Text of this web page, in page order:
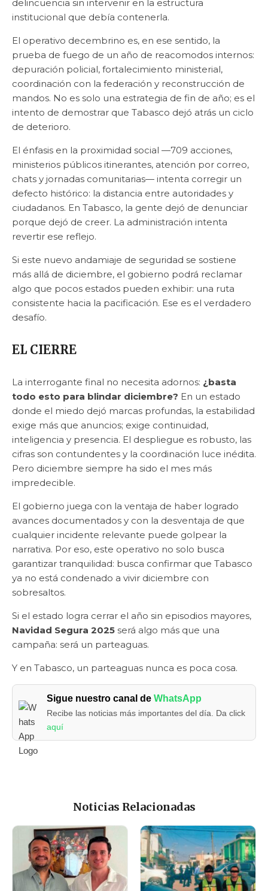
delincuencia sin intervenir en la estructura
institucional que debía contenerla.
El operativo decembrino es, en ese sentido, la
prueba de fuego de un año de reacomodos internos:
depuración policial, fortalecimiento ministerial,
coordinación con la federación y reconstrucción de
mandos. No es solo una estrategia de fin de año; es el
intento de demostrar que Tabasco dejó atrás un ciclo
de deterioro.
El énfasis en la proximidad social —709 acciones,
ministerios públicos itinerantes, atención por correo,
chats y jornadas comunitarias— intenta corregir un
defecto histórico: la distancia entre autoridades y
ciudadanos. En Tabasco, la gente dejó de denunciar
porque dejó de creer. La administración intenta
revertir ese reflejo.
Si este nuevo andamiaje de seguridad se sostiene
más allá de diciembre, el gobierno podrá reclamar
algo que pocos estados pueden exhibir: una ruta
consistente hacia la pacificación. Ese es el verdadero
desafío.
EL CIERRE
La interrogante final no necesita adornos: ¿basta
todo esto para blindar diciembre? En un estado
donde el miedo dejó marcas profundas, la estabilidad
exige más que anuncios; exige continuidad,
inteligencia y presencia. El despliegue es robusto, las
cifras son contundentes y la coordinación luce inédita.
Pero diciembre siempre ha sido el mes más
impredecible.
El gobierno juega con la ventaja de haber logrado
avances documentados y con la desventaja de que
cualquier incidente relevante puede golpear la
narrativa. Por eso, este operativo no solo busca
garantizar tranquilidad: busca confirmar que Tabasco
ya no está condenado a vivir diciembre con
sobresaltos.
Si el estado logra cerrar el año sin episodios mayores,
Navidad Segura 2025 será algo más que una
campaña: será un parteaguas.
Y en Tabasco, un parteaguas nunca es poca cosa.
Sigue nuestro canal deWhatsApp
Recibe las noticias más importantes del día. Da click
aquí
Noticias Relacionadas